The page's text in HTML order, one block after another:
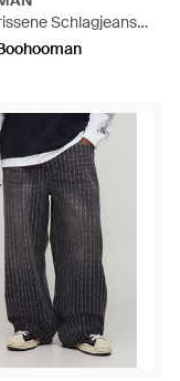
Schlagjeans
- Blau